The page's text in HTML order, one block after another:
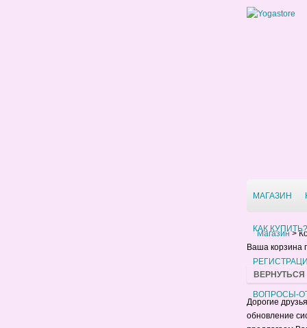
МАГАЗИН
КАК КУПИТЬ?
ВОПРОСЫ-
Магазин>
Ваша корзина
Дорогие
обновление